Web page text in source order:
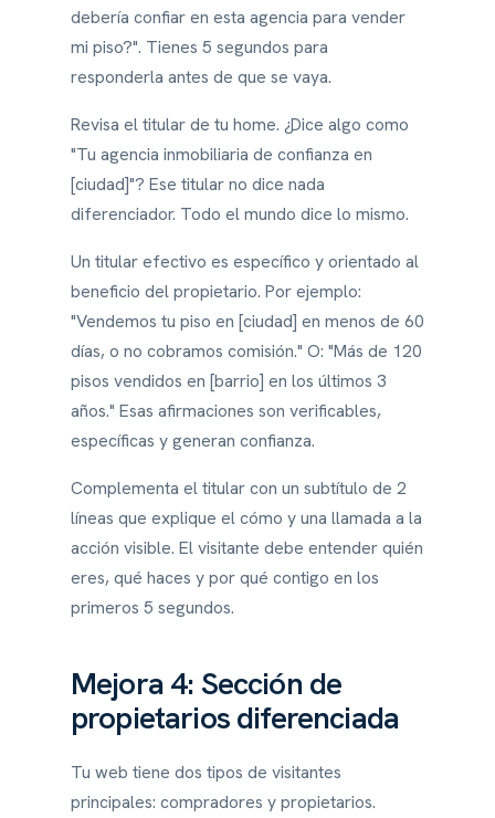
debería confiar en esta agencia para vender
mi piso?". Tienes 5 segundos para
responderla antes de que se vaya.
Revisa el titular de tu home. ¿Dice algo como
"Tu agencia inmobiliaria de confianza en
[ciudad]"? Ese titular no dice nada
diferenciador. Todo el mundo dice lo mismo.
Un titular efectivo es específico y orientado al
beneficio del propietario. Por ejemplo:
"Vendemos tu piso en [ciudad] en menos de 60
días, o no cobramos comisión." O: "Más de 120
pisos vendidos en [barrio] en los últimos 3
años." Esas afirmaciones son verificables,
específicas y generan confianza.
Complementa el titular con un subtítulo de 2
líneas que explique el cómo y una llamada a la
acción visible. El visitante debe entender quién
eres, qué haces y por qué contigo en los
primeros 5 segundos.
Mejora 4: Sección de
propietarios diferenciada
Tu web tiene dos tipos de visitantes
principales: compradores y propietarios.